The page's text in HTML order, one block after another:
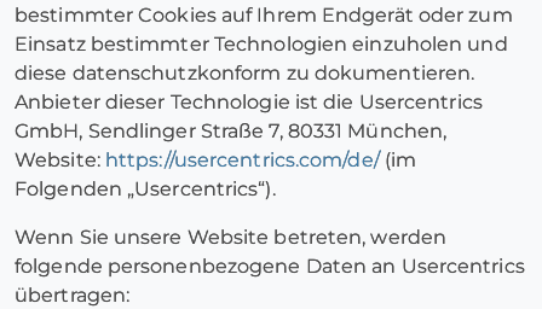
bestimmter Cookies auf Ihrem Endgerät oder zum
Einsatz bestimmter Technologien einzuholen und
diese datenschutzkonform zu dokumentieren.
Anbieter dieser Technologie ist die Usercentrics
GmbH, Sendlinger Straße 7, 80331 München,
Website: https://usercentrics.com/de/(im
Folgenden „Usercentrics“).
Wenn Sie unsere Website betreten, werden
folgende personenbezogene Daten an Usercentrics
übertragen: